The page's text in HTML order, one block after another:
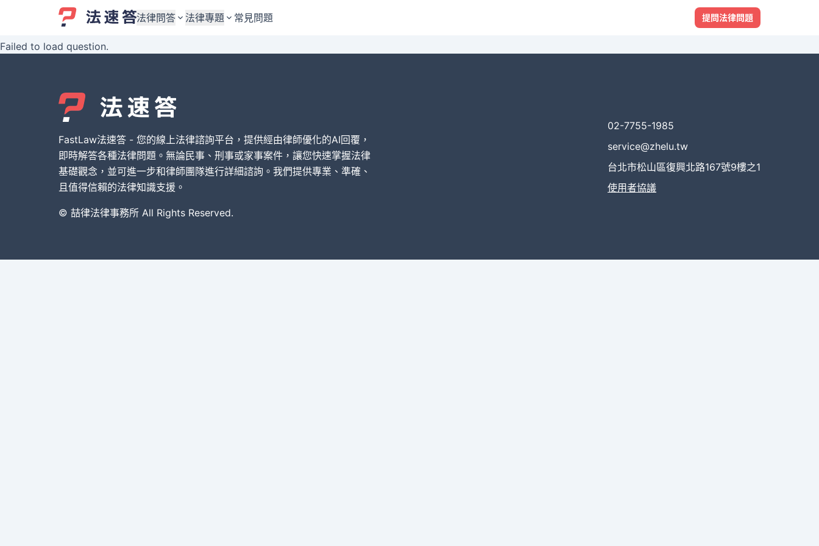
法律問答
婚姻與監護權
債務與債權
刑事犯罪案件
其他案件類型
法律專題
婚姻與監護權
債務與債權
刑事犯罪案件
其他案件類型
常見問題 提問法律問題
Failed to load question.
FastLaw法速答 - 您的線上法律諮詢平台，提供經由律師優化的AI回覆，
即時解答各種法律問題。無論民事、刑事或家事案件，讓您快速掌握法律
基礎觀念，並可進一步和律師團隊進行詳細諮詢。我們提供專業、準確、
且值得信賴的法律知識支援。
© 喆律法律事務所 All Rights Reserved.
02-7755-1985
service@zhelu.tw
台北市松山區復興北路167號9樓之1
使用者協議